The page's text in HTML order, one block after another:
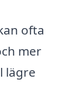
ofta
mer
lägre